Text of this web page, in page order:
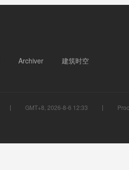
Archiver 建筑时空
GMT+8, 2026-8-6 12:33